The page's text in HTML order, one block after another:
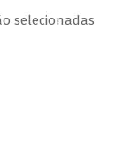
selecionadas